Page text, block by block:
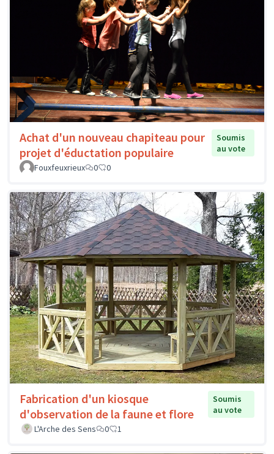
Achat d'un nouveau chapiteau pour
projet d'éductation populaire
Soumis
au vote
Fouxfeuxrieux
0 0
Fabrication d'un kiosque
d'observation de la faune et flore
Soumis
au vote
L'Arche des Sens
0 1